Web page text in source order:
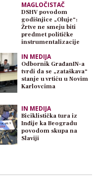
MAGLOČISTAČ
DSHV povodom
godišnjice „Oluje“:
Žrtve ne smeju biti
predmet političke
instrumentalizacije
IN MEDIJA
Odbornik GrađanIN-a
tvrdi da se „zataškava“
stanje u vrtiću u Novim
Karlovcima
IN MEDIJA
Biciklistička tura iz
Inđije ka Beogradu
povodom skupa na
Slaviji